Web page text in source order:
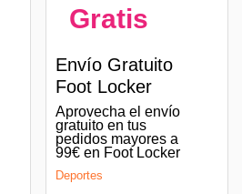
Gratis
Envío Gratuito
Foot Locker
Aprovecha el envío
gratuito en tus
pedidos mayores a
99€ en Foot Locker
Deportes